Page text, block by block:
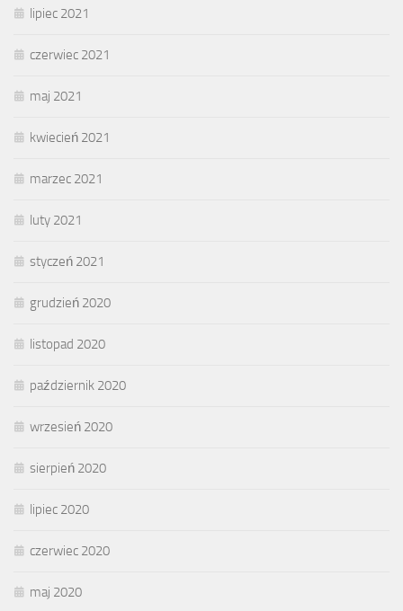
lipiec 2021
czerwiec 2021
maj 2021
kwiecień 2021
marzec 2021
luty 2021
styczeń 2021
grudzień 2020
listopad 2020
październik 2020
wrzesień 2020
sierpień 2020
lipiec 2020
czerwiec 2020
maj 2020